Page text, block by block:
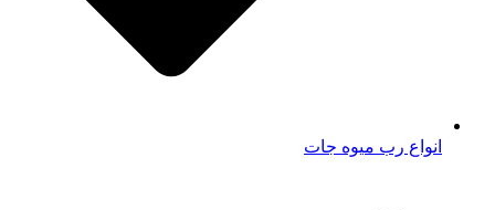
انواع رب میوه جات